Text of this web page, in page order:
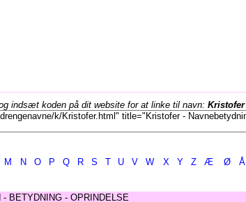
indsæt koden på dit website for at linke til navn: Kristofer
M N O P Q R S T U V W X Y Z Æ Ø Å
- BETYDNING - OPRINDELSE